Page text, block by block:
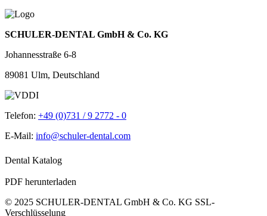
SCHULER-DENTAL GmbH & Co. KG
Johannesstraße 6-8
89081 Ulm, Deutschland
Telefon: +49 (0)731 / 9 2772 - 0
E-Mail: info@schuler-dental.com
Dental Katalog
PDF herunterladen
© 2025 SCHULER-DENTAL GmbH & Co. KG SSL-
Verschlüsselung